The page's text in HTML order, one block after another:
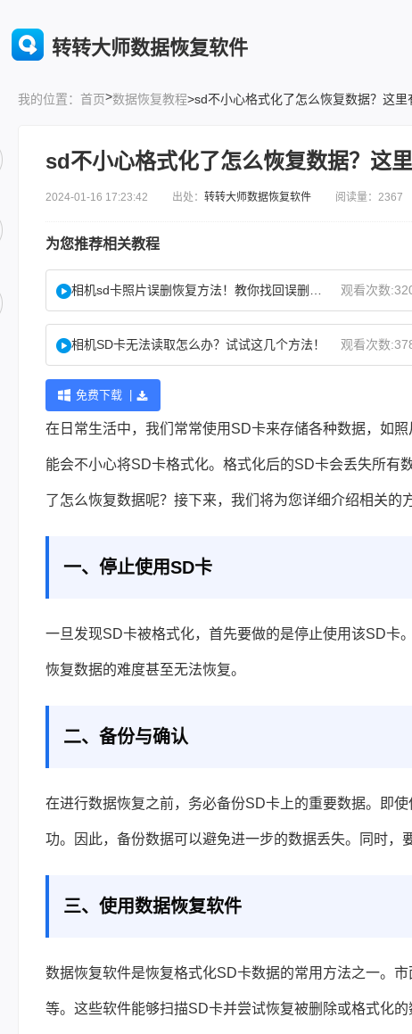
转转大师数据恢复软件
我的位置： 首页>数据恢复教程>sd不小心格式化了怎么恢复数据？这里
sd不小心格式化了怎么恢复数据？这
2024-01-16 17:23:42 出处： 转转大师数据恢复软件 阅读量：2367
为您推荐相关教程
观看次数
相机SD卡无法读取怎么办？试试这几个方法！ 观看次数
免费下载 |
在日常生活中，我们常常使用SD卡来存储各种数据，如
能会不小心将SD卡格式化。格式化后的SD卡会丢失所有
了怎么恢复数据呢？接下来，我们将为您详细介绍相关的
一、停止使用SD卡
一旦发现SD卡被格式化，首先要做的是停止使用该SD卡
恢复数据的难度甚至无法恢复。
二、备份与确认
在进行数据恢复之前，务必备份SD卡上的重要数据。即
功。因此，备份数据可以避免进一步的数据丢失。同时，
三、使用数据恢复软件
数据恢复软件是恢复格式化SD卡数据的常用方法之一。
等。这些软件能够扫描SD卡并尝试恢复被删除或格式化